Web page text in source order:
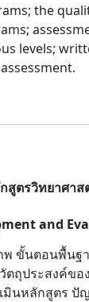
the
levels;
สูตรวิทยาศาส
and
ขั้นตอนพื้น
ถุประสงค์ข
นหลักสูตร